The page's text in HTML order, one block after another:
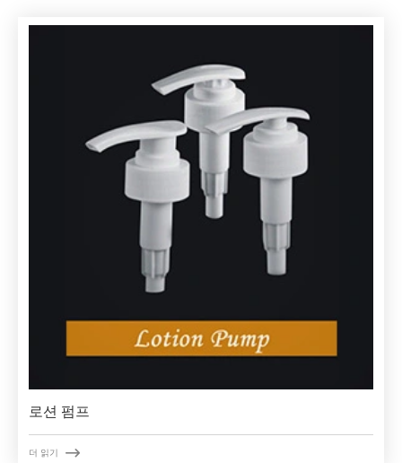
로션 펌프
더 읽기 